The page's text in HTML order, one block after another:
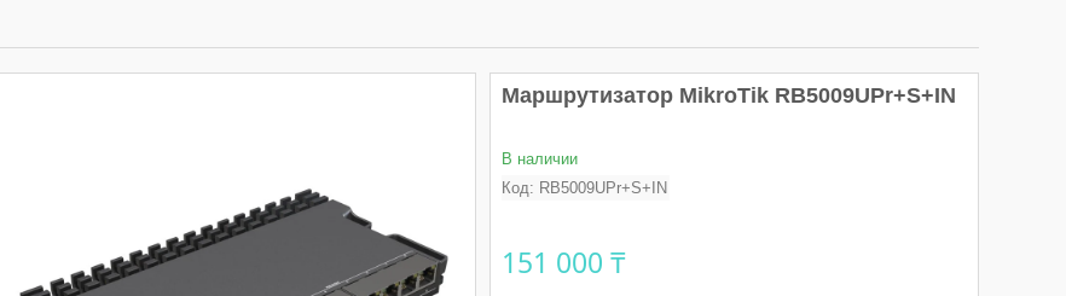
Маршрутизатор MikroTik RB5009UPr+S+IN
В наличии
Код: RB5009UPr+S+IN
151 000 ₸